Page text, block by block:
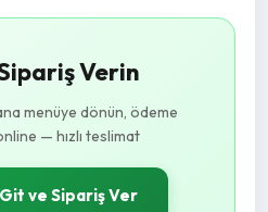
Verin
menüye dönün, ödeme
— hızlı teslimat
ve Sipariş Ver